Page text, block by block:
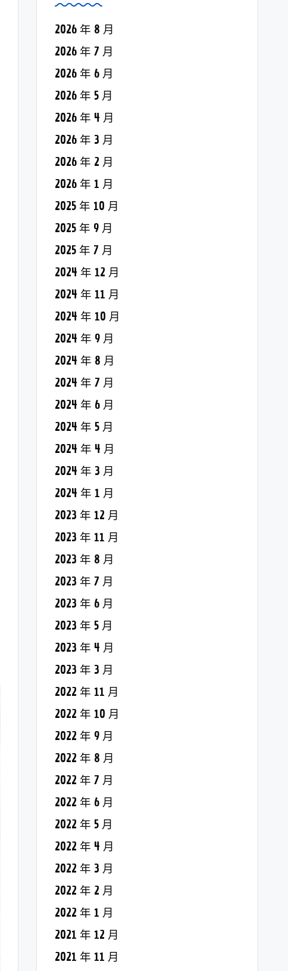
2026 年 8 月
2026 年 7 月
2026 年 6 月
2026 年 5 月
2026 年 4 月
2026 年 3 月
2026 年 2 月
2026 年 1 月
2025 年 10 月
2025 年 9 月
2025 年 7 月
2024 年 12 月
2024 年 11 月
2024 年 10 月
2024 年 9 月
2024 年 8 月
2024 年 7 月
2024 年 6 月
2024 年 5 月
2024 年 4 月
2024 年 3 月
2024 年 1 月
2023 年 12 月
2023 年 11 月
2023 年 8 月
2023 年 7 月
2023 年 6 月
2023 年 5 月
2023 年 4 月
2023 年 3 月
2022 年 11 月
2022 年 10 月
2022 年 9 月
2022 年 8 月
2022 年 7 月
2022 年 6 月
2022 年 5 月
2022 年 4 月
2022 年 3 月
2022 年 2 月
2022 年 1 月
2021 年 12 月
2021 年 11 月